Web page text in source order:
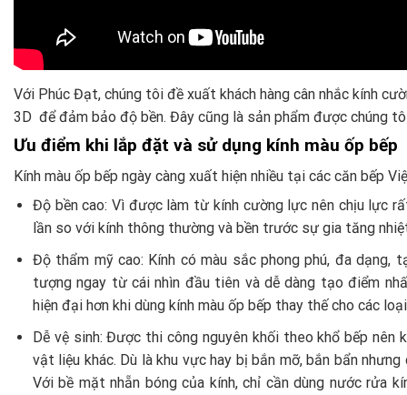
Với Phúc Đạt, chúng tôi đề xuất khách hàng cân nhắc kính
3D để đảm bảo độ bền. Đây cũng là sản phẩm được chúng
Ưu điểm khi lắp đặt và sử dụng kính màu ốp bếp
Kính màu ốp bếp ngày càng xuất hiện nhiều tại các căn bếp
Độ bền cao: Vì được làm từ kính cường lực nên chịu lực
lần so với kính thông thường và bền trước sự gia tăng
Độ thẩm mỹ cao: Kính có màu sắc phong phú, đa dạng,
tượng ngay từ cái nhìn đầu tiên và dễ dàng tạo điểm
hiện đại hơn khi dùng kính màu ốp bếp thay thế cho các
Dễ vệ sinh: Được thi công nguyên khối theo khổ bếp nên
vật liệu khác. Dù là khu vực hay bị bắn mỡ, bắn bẩn
Với bề mặt nhẵn bóng của kính, chỉ cần dùng nước rửa